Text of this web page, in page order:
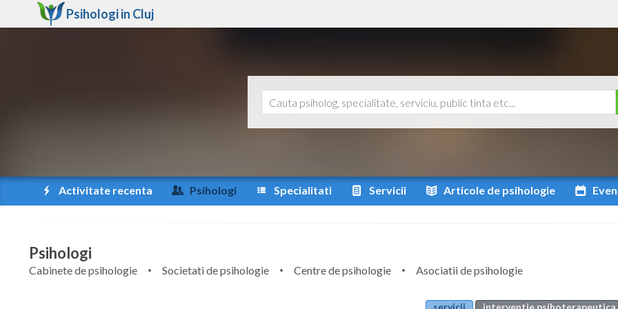
Psihologi in Cluj
Activitate recenta Psihologi Specialitati Servicii Articole de psihologie
Psihologi
Cabinete de psihologie Societati de psihologie Centre de psihologie
Asociatii de psihologie
servicii
interventie psihoterapeutica